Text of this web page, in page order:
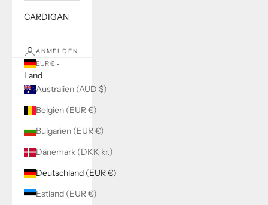
CARDIGAN
ANMELDEN
EUR €
Land
Australien (AUD $)
Belgien (EUR €)
Bulgarien (EUR €)
Dänemark (DKK kr.)
Deutschland (EUR €)
Estland (EUR €)